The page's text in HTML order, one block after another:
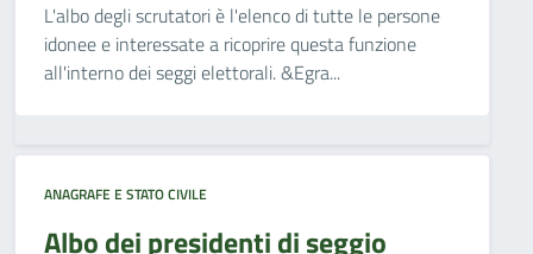
L'albo degli scrutatori è l'elenco di tutte le persone
idonee e interessate a ricoprire questa funzione
all'interno dei seggi elettorali. &Egra...
ANAGRAFE E STATO CIVILE
Albo dei presidenti di seggio